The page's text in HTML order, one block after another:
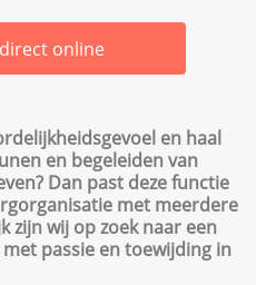
online
en haal
en begeleiden van
Dan past deze functie
met meerdere
zijn wij op zoek naar een
passie en toewijding in